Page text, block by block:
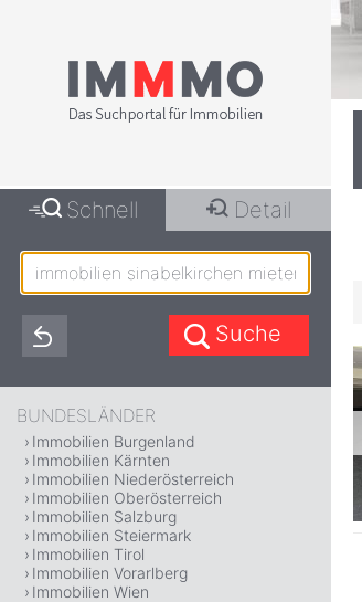
Schnell Detail
BUNDESLÄNDER
Immobilien Burgenland
Immobilien Kärnten
Immobilien Niederösterreich
Immobilien Oberösterreich
Immobilien Salzburg
Immobilien Steiermark
Immobilien Tirol
Immobilien Vorarlberg
Immobilien Wien